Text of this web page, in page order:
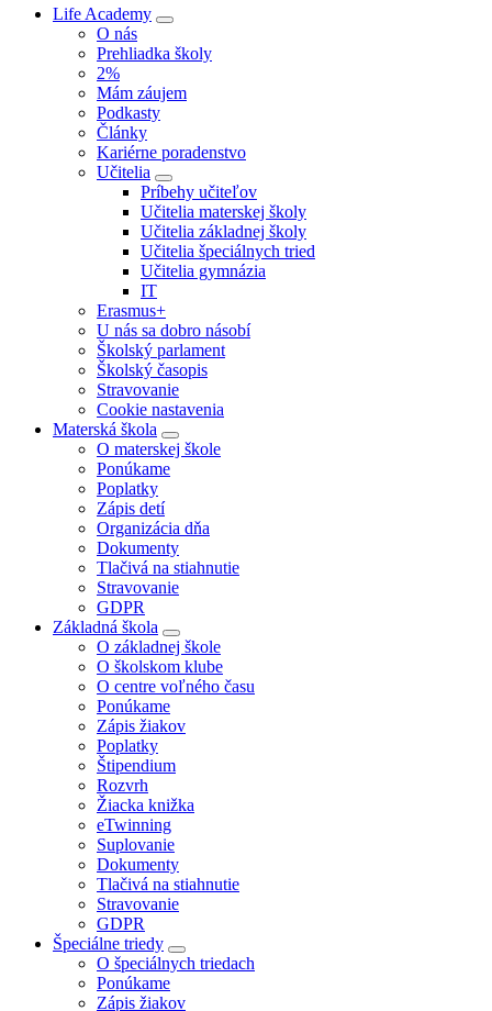
Life Academy
O nás
Prehliadka školy
2%
Mám záujem
Podkasty
Články
Kariérne poradenstvo
Učitelia
Príbehy učiteľov
Učitelia materskej školy
Učitelia základnej školy
Učitelia špeciálnych tried
Učitelia gymnázia
IT
Erasmus+
U nás sa dobro násobí
Školský parlament
Školský časopis
Stravovanie
Cookie nastavenia
Materská škola
O materskej škole
Ponúkame
Poplatky
Zápis detí
Organizácia dňa
Dokumenty
Tlačivá na stiahnutie
Stravovanie
GDPR
Základná škola
O základnej škole
O školskom klube
O centre voľného času
Ponúkame
Zápis žiakov
Poplatky
Štipendium
Rozvrh
Žiacka knižka
eTwinning
Suplovanie
Dokumenty
Tlačivá na stiahnutie
Stravovanie
GDPR
Špeciálne triedy
O špeciálnych triedach
Ponúkame
Zápis žiakov